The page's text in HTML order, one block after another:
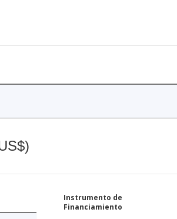
Instrumento de
Financiamiento